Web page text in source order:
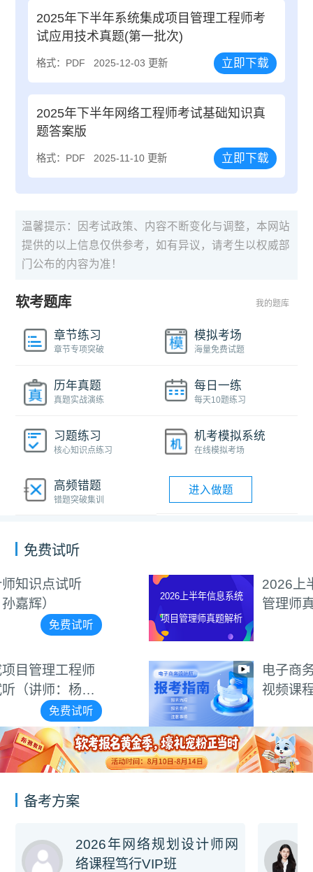
2025年下半年系统集成项目管理工程师考
试应用技术真题(第一批次)
格式：PDF 2025-12-03 更新 立即下载
2025年下半年网络工程师考试基础知识真
题答案版
格式：PDF 2025-11-10 更新 立即下载
温馨提示：因考试政策、内容不断变化与调整，本网站
提供的以上信息仅供参考，如有异议，请考生以权威部
门公布的内容为准！
软考题库 我的题库
章节练习
章节专项突破
模拟考场
海量免费试题
历年真题
真题实战演练
每日一练
每天10题练习
习题练习
核心知识点练习
机考模拟系统
在线模拟考场
高频错题
错题突破集训
进入做题
免费试听
2026上半年信息系统
项目管理师真题解析
2026上半年信息系统项目
管理师真题解析
免费试听
电子商务设计师报考指南
视频课程
免费试听
备考方案
2026年网络规划设计师网
络课程笃行VIP班